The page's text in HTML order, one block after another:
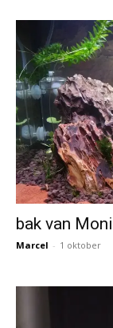
bak van
Marcel - 1 oktober